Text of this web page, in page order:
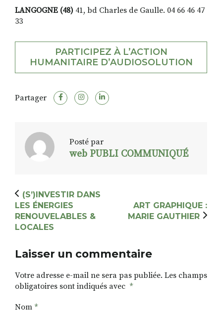
LANGOGNE (48) 41, bd Charles de Gaulle. 04 66 46 47
33
PARTICIPEZ À L’ACTION
HUMANITAIRE D’AUDIOSOLUTION
Partager
Posté par
web PUBLI COMMUNIQUÉ
(S’)INVESTIR DANS
LES ÉNERGIES
RENOUVELABLES &
LOCALES
ART GRAPHIQUE :
MARIE GAUTHIER
Laisser un commentaire
Votre adresse e-mail ne sera pas publiée. Les champs
obligatoires sont indiqués avec *
Nom *